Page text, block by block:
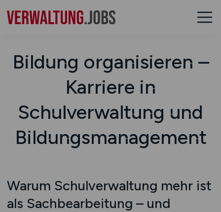
Bildung organisieren –
Karriere in
Schulverwaltung und
Bildungsmanagement
Warum Schulverwaltung mehr ist
als Sachbearbeitung – und